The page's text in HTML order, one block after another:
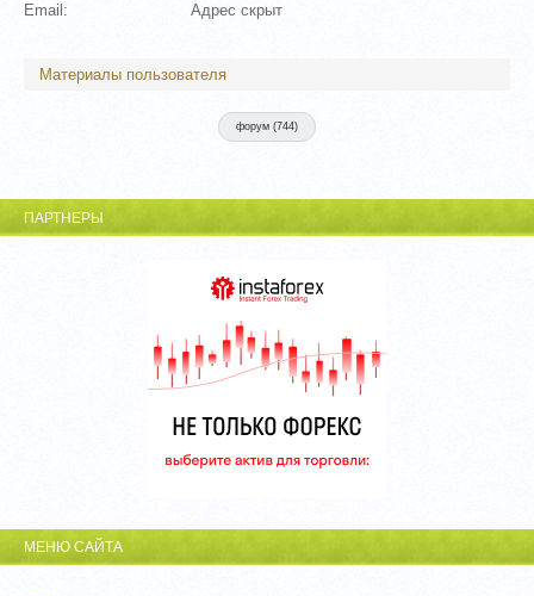
Email: Адрес скрыт
Материалы пользователя
форум (744)
ПАРТНЕРЫ
МЕНЮ САЙТА